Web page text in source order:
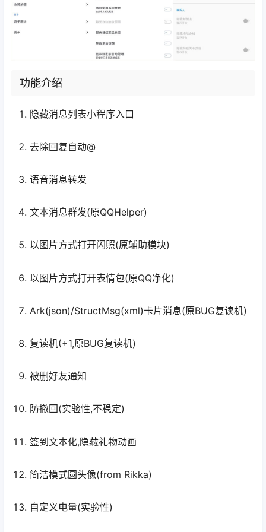
功能介绍
隐藏消息列表小程序入口
去除回复自动@
语音消息转发
文本消息群发(原QQHelper)
以图片方式打开闪照(原辅助模块)
以图片方式打开表情包(原QQ净化)
Ark(json)/StructMsg(xml)卡片消息(原BUG复读机)
复读机(+1,原BUG复读机)
被删好友通知
防撤回(实验性,不稳定)
签到文本化,隐藏礼物动画
简洁模式圆头像(from Rikka)
自定义电量(实验性)